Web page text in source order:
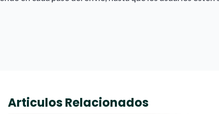
Articulos Relacionados